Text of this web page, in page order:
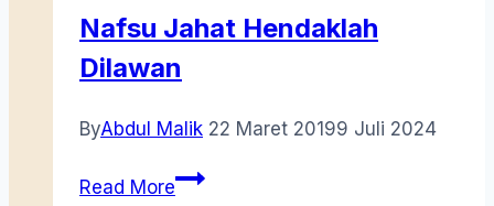
Nafsu Jahat Hendaklah
Dilawan
ByAbdul Malik 22 Maret 20199 Juli 2024
Read MoreNafsu